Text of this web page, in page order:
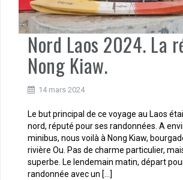
Nord Laos 2024. La
Nong Kiaw.
14 mars 2024
Le but principal de ce voyage au Laos
nord, réputé pour ses randonnées. A
minibus, nous voilà à Nong Kiaw,
rivière Ou. Pas de charme particulier,
superbe. Le lendemain matin, départ
randonnée avec un […]